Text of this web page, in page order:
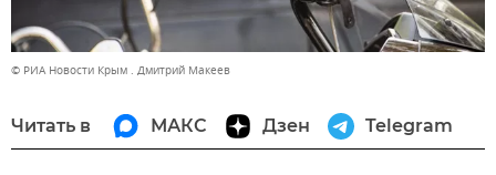
© РИА Новости Крым . Дмитрий Макеев
Читать в МАКС Дзен Telegram